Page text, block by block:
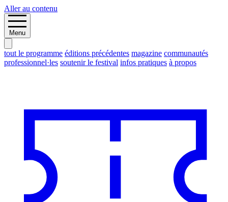
Aller au contenu
Menu
tout le programme éditions précédentes magazine communautés
professionnel·les soutenir le festival infos pratiques à propos